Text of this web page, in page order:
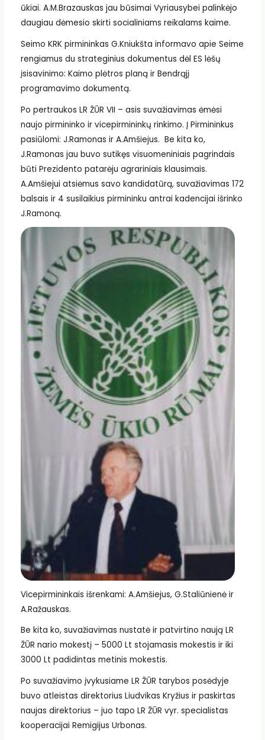
ūkiai. A.M.Brazauskas jau būsimai Vyriausybei palinkėjo
daugiau dėmesio skirti socialiniams reikalams kaime.
Seimo KRK pirmininkas G.Kniukšta informavo apie Seime
rengiamus du strateginius dokumentus dėl ES lėšų
įsisavinimo: Kaimo plėtros planą ir Bendrąjį
programavimo dokumentą.
Po pertraukos LR ŽŪR VII – asis suvažiavimas ėmėsi
naujo pirmininko ir vicepirmininkų rinkimo. Į Pirmininkus
pasiūlomi: J.Ramonas ir A.Amšiejus. Be kita ko,
J.Ramonas jau buvo sutikęs visuomeniniais pagrindais
būti Prezidento patarėju agrariniais klausimais.
A.Amšiejui atsiėmus savo kandidatūrą, suvažiavimas 172
balsais ir 4 susilaikius pirmininku antrai kadencijai išrinko
J.Ramoną.
Vicepirmininkais išrenkami: A.Amšiejus, G.Staliūnienė ir
A.Ražauskas.
Be kita ko, suvažiavimas nustatė ir patvirtino naują LR
ŽŪR nario mokestį – 5000 Lt stojamasis mokestis ir iki
3000 Lt padidintas metinis mokestis.
Po suvažiavimo įvykusiame LR ŽŪR tarybos posėdyje
buvo atleistas direktorius Liudvikas Kryžius ir paskirtas
naujas direktorius – juo tapo LR ŽŪR vyr. specialistas
kooperacijai Remigijus Urbonas.